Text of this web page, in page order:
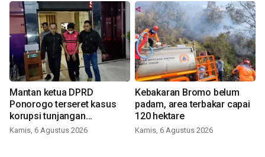
Mantan ketua DPRD
Ponorogo terseret kasus
korupsi tunjangan
perumahan
Kamis, 6 Agustus 2026
Kebakaran Bromo belum
padam, area terbakar capai
120 hektare
Kamis, 6 Agustus 2026